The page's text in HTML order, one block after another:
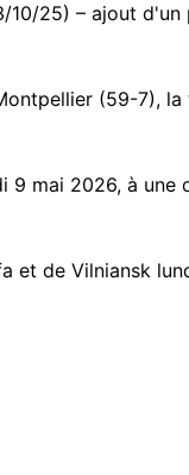
25) – ajout
(59-7),
mai 2026, à
de Vilniansk